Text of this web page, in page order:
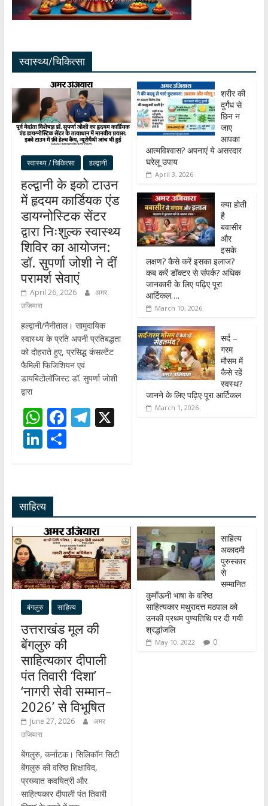
स्वास्थ्य/चिकित्सा
स्वास्थ्य / चिकित्सा हल्द्वानी
हल्द्वानी के इको टाउन
में हृदयम कार्डियक एंड
डायग्नोस्टिक सेंटर
द्वारा निःशुल्क स्वास्थ्य
शिविर का आयोजन:
डॉ. सुपर्णा जोशी ने दीं
परामर्श सेवाएं
April 26, 2026
अमर
उजियारा
हल्द्वानी/नैनीताल। सामुदायिक
स्वास्थ्य के प्रति अपनी प्रतिबद्धता
को दोहराते हुए, प्रसिद्ध कंसल्टेंट
फैमिली फिजिशियन एवं
डायबिटोलॉजिस्ट डॉ. सुपर्णा जोशी
द्वारा
W
h
at
A
p
p
F
ac
e
o
k
T
m
X
Li
e
dI
n
S
शरीर की
दुर्गंध से
छिन न
जाए
आपका
आत्मविश्वास? अपनाएं ये असरदार
घरेलू उपाय
April 3, 2026
क्या होती
है
बवासीर
और
इसके
लक्षण? कैसे करें इसका इलाज?
कब करें डॉक्टर से संपर्क? अधिक
जानकारी के लिए पढ़िए पूरा
आर्टिकल….
March 10, 2026
सर्द –
गरम
मौसम में
कैसे रहें
स्वस्थ?
जानने के लिए पढ़िए पूरा आर्टिकल
March 1, 2026
साहित्य
बंगलुरु साहित्य
उत्तराखंड मूल की
बेंगलुरु की
साहित्यकार दीपाली
पंत तिवारी ‘दिशा’
‘नागरी सेवी सम्मान–
2026’ से विभूषित
June 27, 2026
अमर
उजियारा
बेंगलुरु, कर्नाटक। सिलिकॉन सिटी
बेंगलुरु की वरिष्ठ शिक्षाविद,
प्रख्यात कवयित्री और
साहित्यकार दीपाली पंत तिवारी
साहित्य
अकादमी
पुरुस्कार
से
सम्मानित
कुमाँऊनी भाषा के वरिष्ठ
साहित्यकार मथुरादत्त मठपाल को
उनकी प्रथम पुण्यतिथि पर दी गयी
श्रद्धांजलि
May 10, 2022 0